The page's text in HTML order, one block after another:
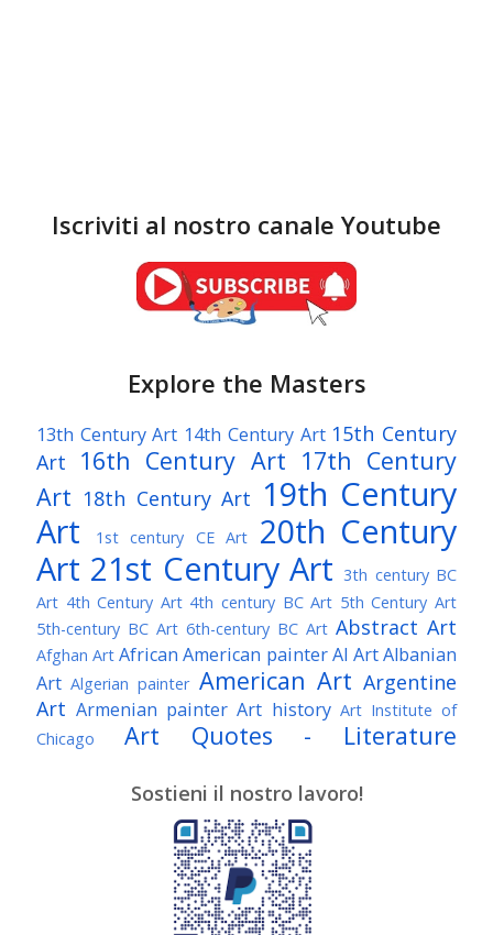
Iscriviti al nostro canale Youtube
Explore the Masters
13th Century Art 14th Century Art 15th Century
Art
16th Century Art 17th Century
Art 18th Century Art 19th Century
Art
1st century CE Art
20th Century
Art 21st Century Art 3th century BC
Art 4th Century Art 4th century BC Art 5th Century Art
5th-century BC Art 6th-century BC Art Abstract Art
Afghan Art African American painterAI ArtAlbanian
Art Algerian painter American Art Argentine
Art Armenian painter Art history Art Institute of
Chicago
Art Quotes - Literature
Awarded Artist Baroque Art
Belgian Art Bohemian Art
Brazilian Art British Art
Brooklyn Museum Bulgarian Art
Caravaggio Chilean Art
Sostieni il nostro lavoro!